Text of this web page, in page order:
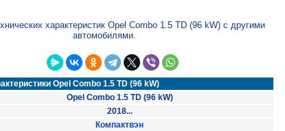
характеристик Opel Combo 1.5 TD (96 kW) с другими
автомобилями.
Opel Combo 1.5 TD (96 kW)
Opel Combo 1.5 TD (96 kW)
2018...
Компактвэн